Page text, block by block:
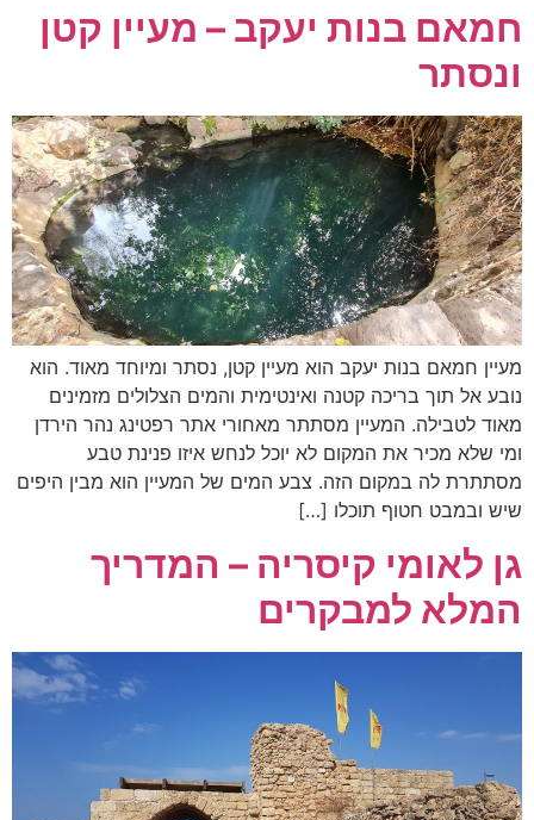
חמאם בנות יעקב – מעיין קטן
ונסתר​
מעיין חמאם בנות יעקב הוא מעיין קטן, נסתר ומיוחד מאוד. הוא
נובע אל תוך בריכה קטנה ואינטימית והמים הצלולים מזמינים
מאוד לטבילה. המעיין מסתתר מאחורי אתר רפטינג נהר הירדן
ומי שלא מכיר את המקום לא יוכל לנחש איזו פנינת טבע
מסתתרת לה במקום הזה. צבע המים של המעיין הוא מבין היפים
שיש ובמבט חטוף תוכלו […]
גן לאומי קיסריה – המדריך
המלא למבקרים